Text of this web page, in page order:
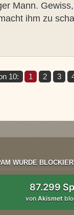
Mann.
ihm zu
10: 1 2 3
WURDE
87.299
vonAkismet